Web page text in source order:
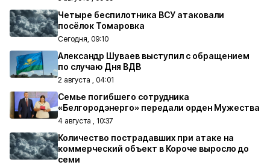
Четыре беспилотника ВСУ атаковали
посёлок Томаровка
Сегодня, 09:10
Александр Шуваев выступил с обращением
по случаю Дня ВДВ
2 августа , 04:01
Семье погибшего сотрудника
«Белгородэнерго» передали орден Мужества
4 августа , 10:37
Количество пострадавших при атаке на
коммерческий объект в Короче выросло до
семи